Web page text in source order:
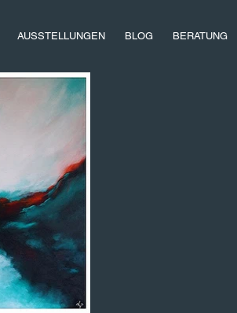
AUSSTELLUNGEN BLOG BERATUNG